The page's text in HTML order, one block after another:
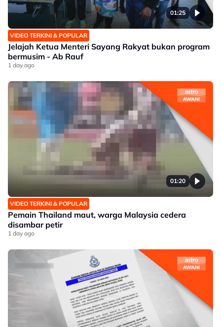
01:25
VIDEO TERKINI & POPULAR
Jelajah Ketua Menteri Sayang Rakyat bukan program
bermusim - Ab Rauf
1 day ago
01:20
VIDEO TERKINI & POPULAR
Pemain Thailand maut, warga Malaysia cedera
disambar petir
1 day ago